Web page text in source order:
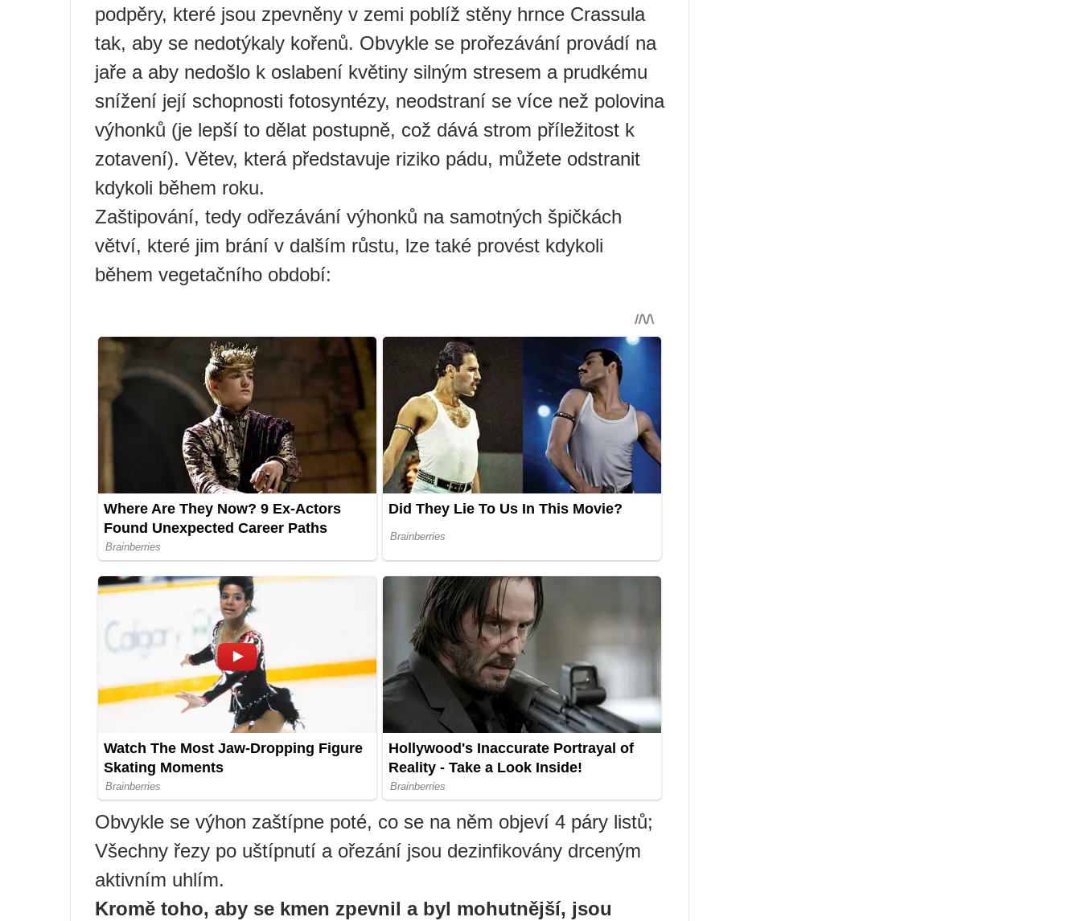
podpěry, které jsou zpevněny v zemi poblíž stěny hrnce Crassula
tak, aby se nedotýkaly kořenů. Obvykle se prořezávání provádí na
jaře a aby nedošlo k oslabení květiny silným stresem a prudkému
snížení její schopnosti fotosyntézy, neodstraní se více než polovina
výhonků (je lepší to dělat postupně, což dává strom příležitost k
zotavení). Větev, která představuje riziko pádu, můžete odstranit
kdykoli během roku.
Zaštipování, tedy odřezávání výhonků na samotných špičkách
větví, které jim brání v dalším růstu, lze také provést kdykoli
během vegetačního období:
Obvykle se výhon zaštípne poté, co se na něm objeví 4 páry listů;
Všechny řezy po uštípnutí a ořezání jsou dezinfikovány drceným
aktivním uhlím.
Kromě toho, aby se kmen zpevnil a byl mohutnější, jsou